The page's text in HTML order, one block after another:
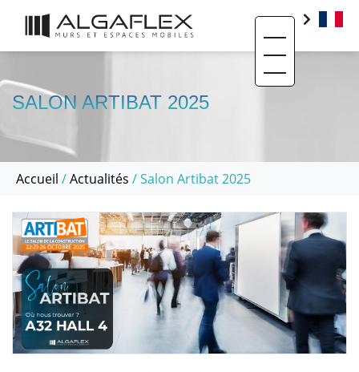
SAV ET RÉEMPLOI
RÉALISATIONS
ACTUALITÉS
Toggle
SALON ARTIBAT 2025
Accueil /Actualités / Salon Artibat 2025